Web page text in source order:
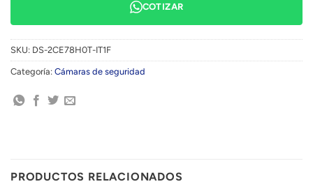
COTIZAR
SKU: DS-2CE78H0T-IT1F
Categoría: Cámaras de seguridad
PRODUCTOS RELACIONADOS